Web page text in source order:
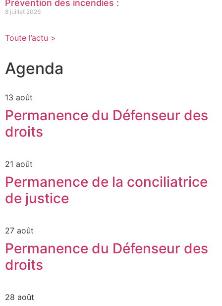
Prévention des incendies :
8 juillet 2026
Toute l’actu >
Agenda
13 août
Permanence du Défenseur des
droits
21 août
Permanence de la conciliatrice
de justice
27 août
Permanence du Défenseur des
droits
28 août